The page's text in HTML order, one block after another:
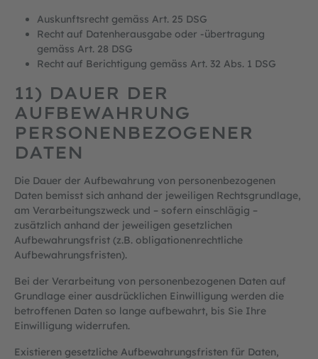
Auskunftsrecht gemäss Art. 25 DSG
Recht auf Datenherausgabe oder -übertragung
gemäss Art. 28 DSG
Recht auf Berichtigung gemäss Art. 32 Abs. 1 DSG
11) DAUER DER
AUFBEWAHRUNG
PERSONENBEZOGENER
DATEN
Die Dauer der Aufbewahrung von personenbezogenen
Daten bemisst sich anhand der jeweiligen Rechtsgrundlage,
am Verarbeitungszweck und – sofern einschlägig –
zusätzlich anhand der jeweiligen gesetzlichen
Aufbewahrungsfrist (z.B. obligationenrechtliche
Aufbewahrungsfristen).
Bei der Verarbeitung von personenbezogenen Daten auf
Grundlage einer ausdrücklichen Einwilligung werden die
betroffenen Daten so lange aufbewahrt, bis Sie Ihre
Einwilligung widerrufen.
Existieren gesetzliche Aufbewahrungsfristen für Daten,